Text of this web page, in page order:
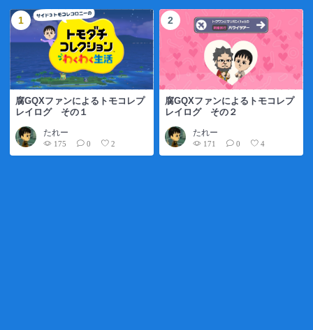
腐GQXファンによるトモコレプ
レイログ その１
たれー
175 0 2
腐GQXファンによるトモコレプ
レイログ その２
たれー
171 0 4